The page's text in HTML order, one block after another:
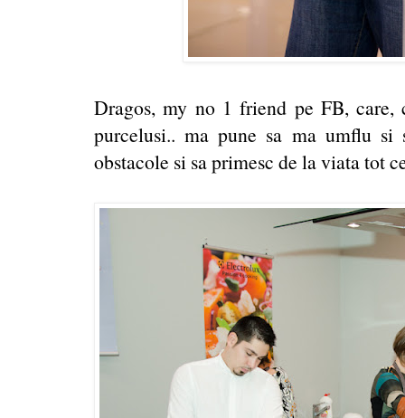
Dragos, my no 1 friend pe FB,
purcelusi.. ma pune sa ma umflu
obstacole si sa primesc de la viata tot